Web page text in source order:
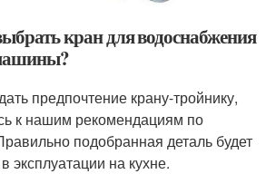
кран для водоснабжения
предпочтение крану-тройнику,
к нашим рекомендациям по
подобранная деталь будет
эксплуатации на кухне.